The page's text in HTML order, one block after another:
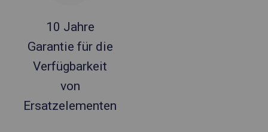
10 Jahre
Garantie für die
Verfügbarkeit
von
Ersatzelementen